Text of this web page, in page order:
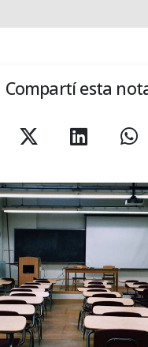
Compartí esta